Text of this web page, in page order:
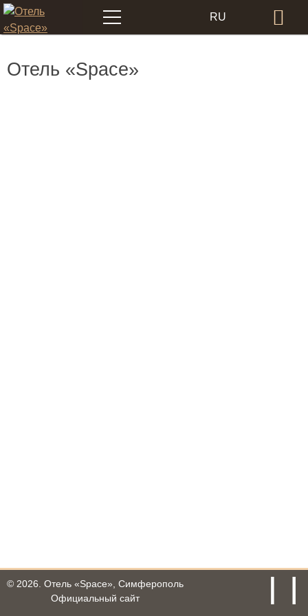
Меню RU
Отель «Space»
© 2026. Отель «Space», Симферополь
Официальный сайт